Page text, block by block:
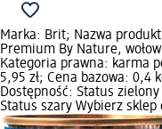
Marka: Brit; Nazwa
Premium By Nature,
Kategoria prawna: karma
5,95 zł; Cena bazowa: 0,4
Dostępność: Status
Status szary Wybierz sklep